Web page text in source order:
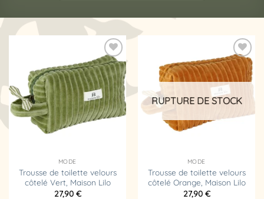
Ajouter
à la
liste
d’envies
MODE
Trousse de toilette velours
côtelé Vert, Maison Lilo
27,90 €
Ajouter
à la
liste
d’envies
RUPTURE DE STOCK
MODE
Trousse de toilette velours
côtelé Orange, Maison Lilo
27,90 €